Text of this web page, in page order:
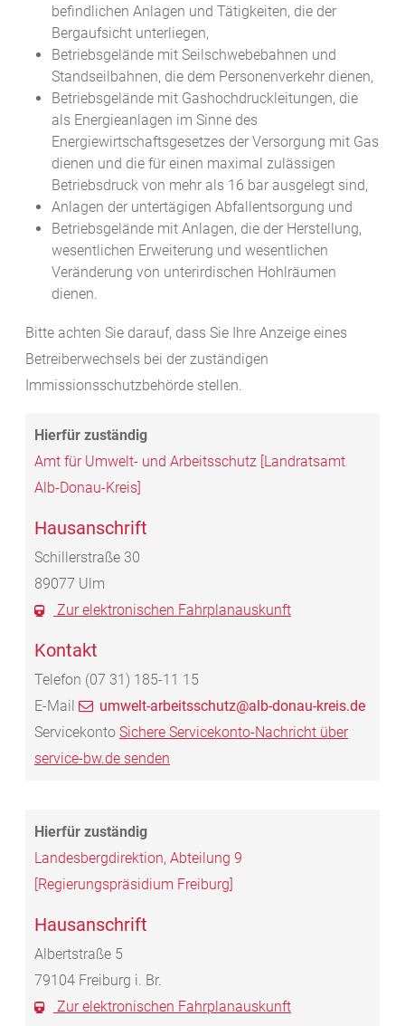
befindlichen Anlagen und Tätigkeiten, die der
Bergaufsicht unterliegen,
Betriebsgelände mit Seilschwebebahnen und
Standseilbahnen, die dem Personenverkehr dienen,
Betriebsgelände mit Gashochdruckleitungen, die
als Energieanlagen im Sinne des
Energiewirtschaftsgesetzes der Versorgung mit Gas
dienen und die für einen maximal zulässigen
Betriebsdruck von mehr als 16 bar ausgelegt sind,
Anlagen der untertägigen Abfallentsorgung und
Betriebsgelände mit Anlagen, die der Herstellung,
wesentlichen Erweiterung und wesentlichen
Veränderung von unterirdischen Hohlräumen
dienen.
Bitte achten Sie darauf, dass Sie Ihre Anzeige eines
Betreiberwechsels bei der zuständigen
Immissionsschutzbehörde stellen.
Amt für Umwelt- und Arbeitsschutz [Landratsamt
Alb-Donau-Kreis]
Hausanschrift
Schillerstraße 30
89077 Ulm
Zur elektronischen Fahrplanauskunft
Kontakt
Telefon (07 31) 185-11 15
E-Mail
umwelt-arbeitsschutz@alb-donau-kreis.de
Servicekonto Sichere Servicekonto-Nachricht über
service-bw.de senden
Landesbergdirektion, Abteilung 9
[Regierungspräsidium Freiburg]
Hausanschrift
Albertstraße 5
79104 Freiburg i. Br.
Zur elektronischen Fahrplanauskunft